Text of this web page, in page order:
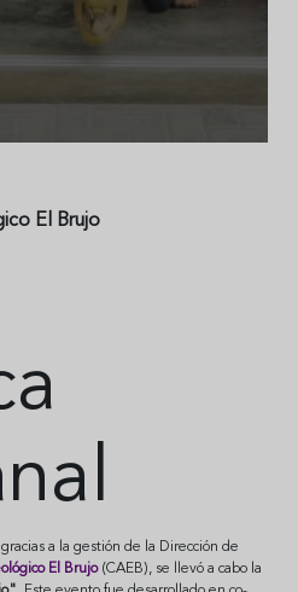
El Brujo
a la gestión de la Dirección de
El Brujo(CAEB), se llevó a cabo la